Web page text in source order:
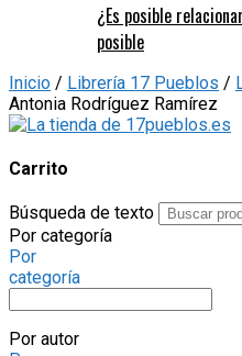
¿Es posible
posible
Inicio / Librería 17 Pueblos /
Antonia Rodríguez Ramírez
Carrito
Búsqueda de texto
Por categoría
Por
categoría
Por autor